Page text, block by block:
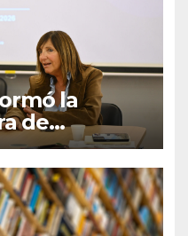
la
de